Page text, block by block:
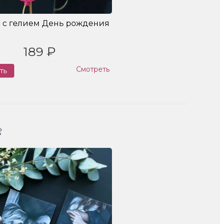
гелием День рождения
189 ₽
Смотреть